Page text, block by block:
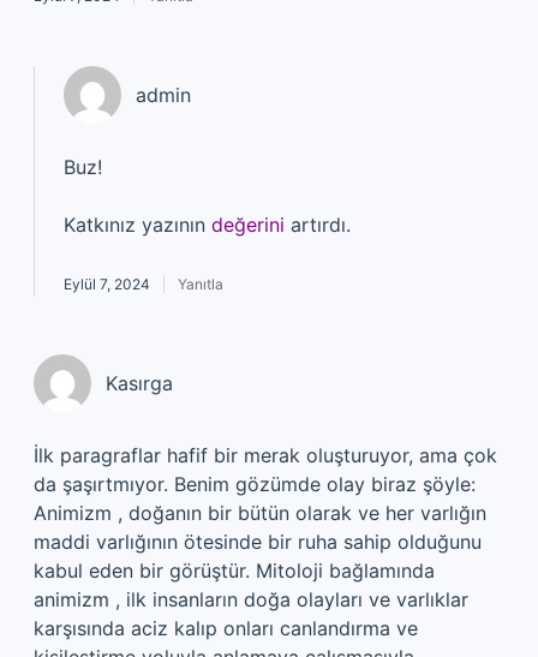
admin
Buz!
Katkınız yazının değerini artırdı.
Eylül 7, 2024 Yanıtla
Kasırga
İlk paragraflar hafif bir merak oluşturuyor, ama çok
da şaşırtmıyor. Benim gözümde olay biraz şöyle:
Animizm , doğanın bir bütün olarak ve her varlığın
maddi varlığının ötesinde bir ruha sahip olduğunu
kabul eden bir görüştür. Mitoloji bağlamında
animizm , ilk insanların doğa olayları ve varlıklar
karşısında aciz kalıp onları canlandırma ve